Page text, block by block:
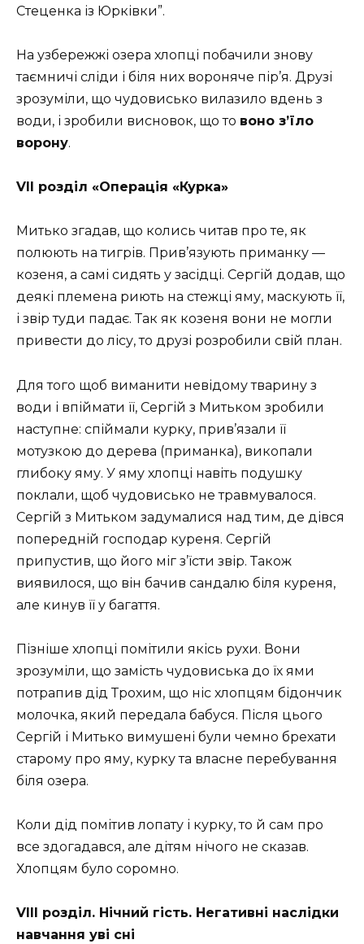
Стеценка із Юрківки”.
На узбережжі озера хлопці побачили знову
таємничі сліди і біля них вороняче пір’я. Друзі
зрозуміли, що чудовисько вилазило вдень з
води, і зробили висновок, що то воно з’їло
ворону.
VII розділ «Операція «Курка»
Митько згадав, що колись читав про те, як
полюють на тигрів. Прив’язують приманку —
козеня, а самі сидять у засідці. Сергій додав, що
деякі племена риють на стежці яму, маскують її,
і звір туди падає. Так як козеня вони не могли
привести до лісу, то друзі розробили свій план.
Для того щоб виманити невідому тварину з
води і впіймати її, Сергій з Митьком зробили
наступне: спіймали курку, прив’язали її
мотузкою до дерева (приманка), викопали
глибоку яму. У яму хлопці навіть подушку
поклали, щоб чудовисько не травмувалося.
Сергій з Митьком задумалися над тим, де дівся
попередній господар куреня. Сергій
припустив, що його міг з’їсти звір. Також
виявилося, що він бачив сандалю біля куреня,
але кинув її у багаття.
Пізніше хлопці помітили якісь рухи. Вони
зрозуміли, що замість чудовиська до їх ями
потрапив дід Трохим, що ніс хлопцям бідончик
молочка, який передала бабуся. Після цього
Сергій і Митько вимушені були чемно брехати
старому про яму, курку та власне перебування
біля озера.
Коли дід помітив лопату і курку, то й сам про
все здогадався, але дітям нічого не сказав.
Хлопцям було соромно.
VIII розділ. Нічний гість. Негативні наслідки
навчання уві сні